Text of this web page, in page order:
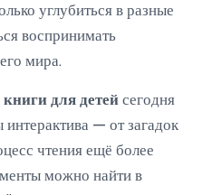
углубиться в разные
воспринимать
мира.
книги для детей сегодня
— от загадок
чтения ещё более
можно найти в